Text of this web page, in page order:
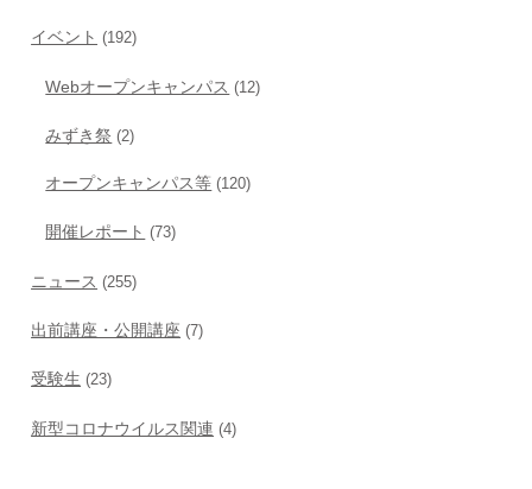
イベント (192)
Webオープンキャンパス (12)
みずき祭 (2)
オープンキャンパス等 (120)
開催レポート (73)
ニュース (255)
出前講座・公開講座 (7)
受験生 (23)
新型コロナウイルス関連 (4)